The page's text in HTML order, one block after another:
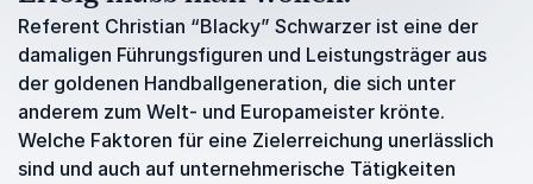
Referent Christian “Blacky” Schwarzer ist eine der
damaligen Führungsfiguren und Leistungsträger aus
der goldenen Handballgeneration, die sich unter
anderem zum Welt- und Europameister krönte.
Welche Faktoren für eine Zielerreichung unerlässlich
sind und auch auf unternehmerische Tätigkeiten